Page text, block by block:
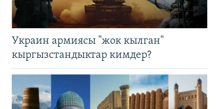
Украин армиясы "жок кылган"
кыргызстандыктар кимдер?